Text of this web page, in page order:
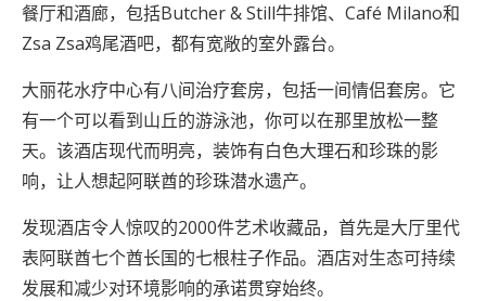
餐厅和酒廊，包括Butcher & Still牛排馆、Café Milano和
Zsa Zsa鸡尾酒吧，都有宽敞的室外露台。
大丽花水疗中心有八间治疗套房，包括一间情侣套房。它
有一个可以看到山丘的游泳池，你可以在那里放松一整
天。该酒店现代而明亮，装饰有白色大理石和珍珠的影
响，让人想起阿联酋的珍珠潜水遗产。
发现酒店令人惊叹的2000件艺术收藏品，首先是大厅里代
表阿联酋七个酋长国的七根柱子作品。酒店对生态可持续
发展和减少对环境影响的承诺贯穿始终。